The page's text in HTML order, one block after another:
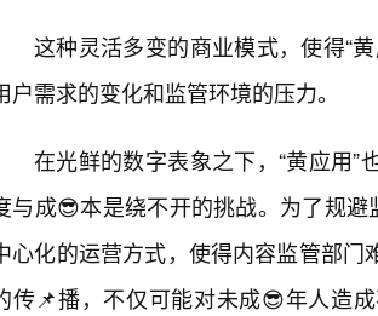
这种灵活多变的商业模式，使得“
户需求的变化和监管环境的压力。
在光鲜的数字表象之下，“黄应用
与成😎本是绕不开的挑战。为了规
心化的运营方式，使得内容监管部
传📌播，不仅可能对未成😎年人造